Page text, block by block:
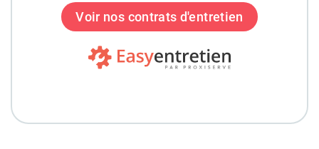
Voir nos contrats d'entretien